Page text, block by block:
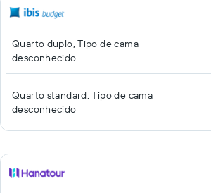
Quarto duplo, Tipo de cama
desconhecido
Quarto standard, Tipo de cama
desconhecido